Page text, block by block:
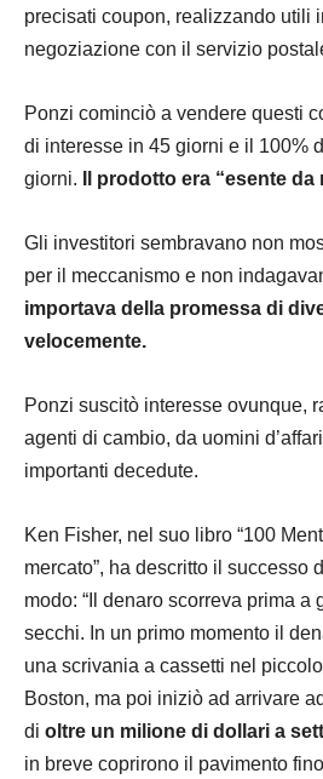
precisati coupon, realizzando utili
negoziazione con il servizio
Ponzi cominciò a vendere questi
di interesse in 45 giorni e il 100%
giorni.
Il prodotto era “esente da
Gli investitori sembravano non
per il meccanismo e non
importava della promessa di
velocemente.
Ponzi suscitò interesse ovunque,
agenti di cambio, da uomini
importanti decedute.
Ken Fisher, nel suo libro “100
mercato”, ha descritto il successo
modo: “Il denaro scorreva prima a
secchi. In un primo momento il
una scrivania a cassetti nel
Boston, ma poi iniziò ad arrivare
di oltre un milione di dollari a
in breve coprirono il pavimento